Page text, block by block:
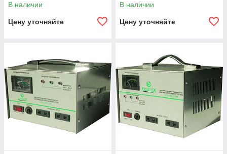
В наличии
Цену уточняйте
В наличии
Цену уточняйте